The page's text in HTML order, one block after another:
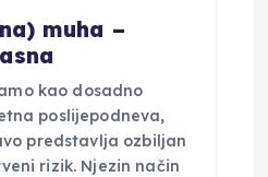
muha –
kao dosadno
poslijepodneva,
predstavlja ozbiljan
rizik. Njezin način